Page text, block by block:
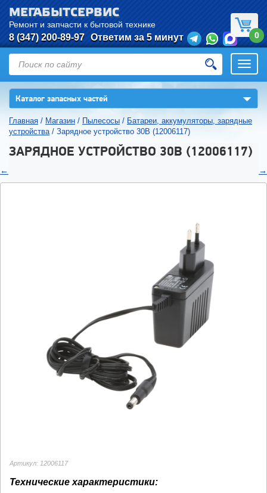
МЕГАБЫТСЕРВИС
Ремонт и запчасти к бытовой технике
8 (347) 200-89-97 Ответим за 5 минут 0
Каталог запасных частей ▼
Главная / Магазин / Пылесосы / Батареи, аккумуляторы, зарядные
устройства/ Зарядное устройство 30В (12006117)
ЗАРЯДНОЕ УСТРОЙСТВО 30В (12006117)
← →
Артикул: 12006117
Технические характеристики: